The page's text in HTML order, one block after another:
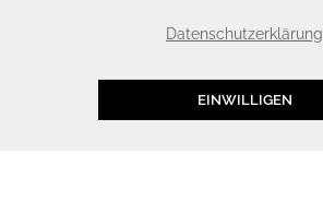
Datenschutzerklärung
EINWILLIGEN